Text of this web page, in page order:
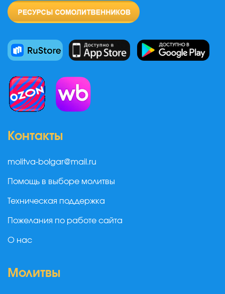
Контакты
molitva-bolgar@mail.ru
Помощь в выборе молитвы
Техническая поддержка
Пожелания по работе сайта
О нас
Молитвы